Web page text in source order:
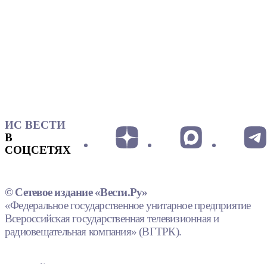
ИС ВЕСТИ
В
СОЦСЕТЯХ
© Сетевое издание «Вести.Ру»
«Федеральное государственное унитарное предприятие
Всероссийская государственная телевизионная и
радиовещательная компания» (ВГТРК).